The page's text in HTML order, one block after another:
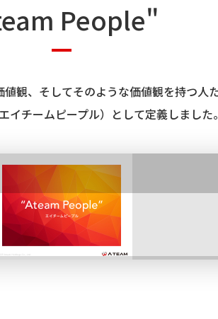
People"
観、そしてそのような価値観を持つ人た
チームピープル）として定義しました。